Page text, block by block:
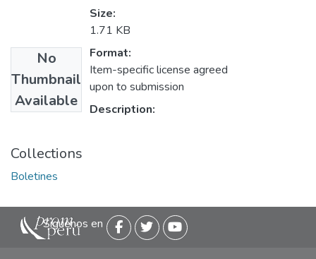
No
Thumbnail
Available
Size:
1.71 KB
Format:
Item-specific license agreed
upon to submission
Description:
Collections
Boletines
Siguenos en